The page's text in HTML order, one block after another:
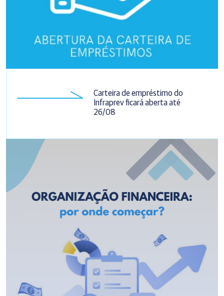
Carteira de empréstimo do
Infraprev ficará aberta até
26/08